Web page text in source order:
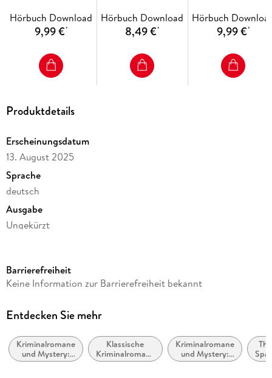
Hörbuch Download
9,99 €*
Hörbuch Download
8,49 €*
Hörbuch
9,99 €*
Produktdetails
Erscheinungsdatum
13. August 2025
Sprache
deutsch
Ausgabe
Ungekürzt
Laufzeit
Altersempfehlung
Reihe
Fiona O'Connor ermittelt, 5
Barrierefreiheit
Keine Information zur Barrierefreiheit bekannt
Entdecken Sie mehr
Kriminalromane
und Mystery:
weibliche
Klassische
Kriminalromane
und Mystery
Kriminalromane
und Mystery:
Polizeiarbeit &